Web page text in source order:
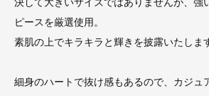
決して大きいサイズではありませんが、強
ピースを厳選使用。
素肌の上でキラキラと輝きを披露いたしま
細身のハートで抜け感もあるので、カジュ